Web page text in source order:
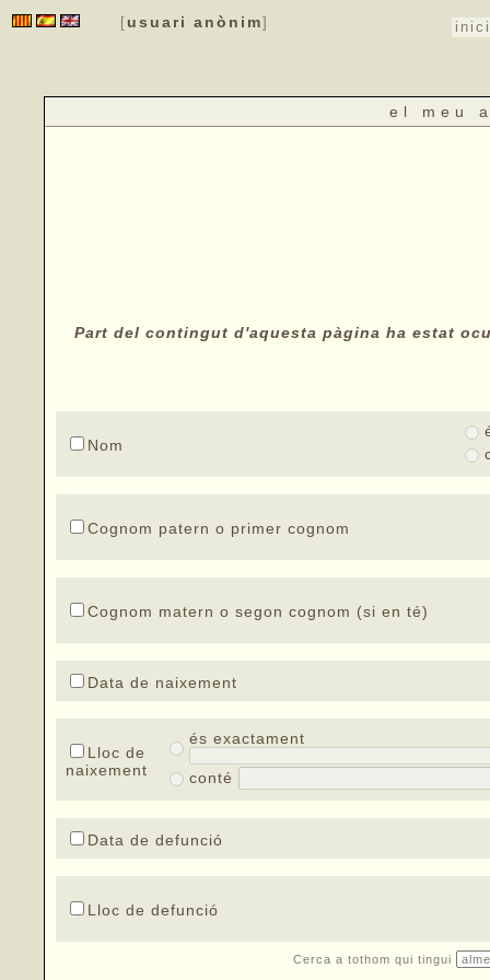
[ usuari anònim] inici
el meu
Part del contingut d'aquesta pàgina ha estat
Nom
Cognom patern o primer cognom
Cognom matern o segon cognom (si en té)
Data de naixement
Lloc de
naixement
és exactament
conté
Data de defunció
Lloc de defunció
Cerca a tothom qui tingui